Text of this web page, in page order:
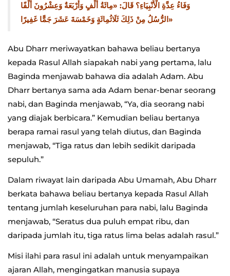
وَفَاءُ عِدَّةِ الْأَنْبِيَاءِ؟ قَالَ: «مِائَةُ أَلْفٍ وَأَرْبَعَةٌ وَعِشْرُونَ أَلْفًا
الرُّسُلُ مِنْ ذَلِكَ ثَلَاثُمِائَةٍ وَخَمْسَةَ عَشَرَ جَمًّا غَفِيرًا»
Abu Dharr meriwayatkan bahawa beliau bertanya
kepada Rasul Allah siapakah nabi yang pertama, lalu
Baginda menjawab bahawa dia adalah Adam. Abu
Dharr bertanya sama ada Adam benar-benar seorang
nabi, dan Baginda menjawab, “Ya, dia seorang nabi
yang diajak berbicara.” Kemudian beliau bertanya
berapa ramai rasul yang telah diutus, dan Baginda
menjawab, “Tiga ratus dan lebih sedikit daripada
sepuluh.”
Dalam riwayat lain daripada Abu Umamah, Abu Dharr
berkata bahawa beliau bertanya kepada Rasul Allah
tentang jumlah keseluruhan para nabi, lalu Baginda
menjawab, “Seratus dua puluh empat ribu, dan
daripada jumlah itu, tiga ratus lima belas adalah rasul.”
Misi ilahi para rasul ini adalah untuk menyampaikan
ajaran Allah, mengingatkan manusia supaya